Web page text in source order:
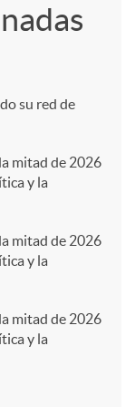
su red de
mitad de 2026
y la
mitad de 2026
y la
mitad de 2026
y la